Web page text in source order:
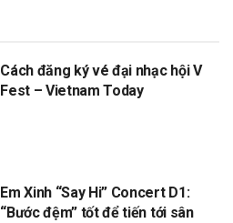
Cách đăng ký vé đại nhạc hội V
Fest – Vietnam Today
Em Xinh “Say Hi” Concert D1:
“Bước đệm” tốt để tiến tới sân